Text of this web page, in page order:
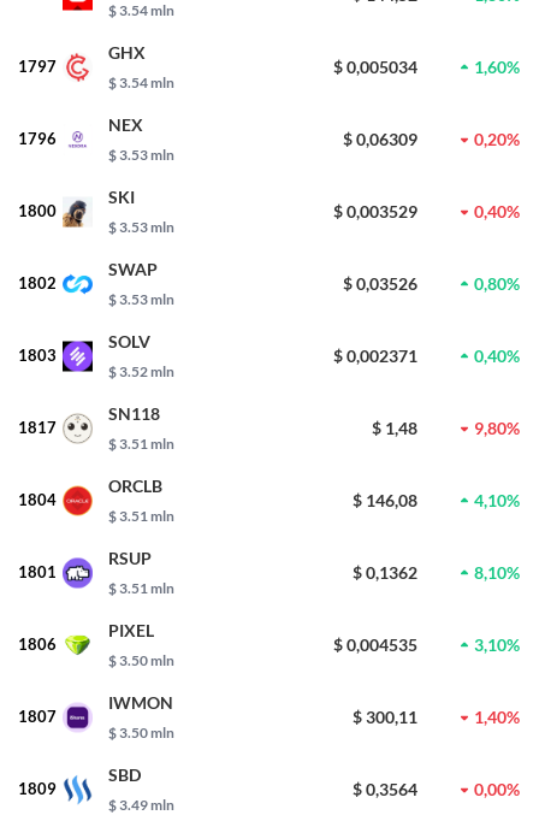
$ 3.54 mln
1797
GHX
$ 3.54 mln
$ 0,005034 1,60%
1796
NEX
$ 3.53 mln
$ 0,06309 0,20%
1800
SKI
$ 3.53 mln
$ 0,003529 0,40%
1802
SWAP
$ 3.53 mln
$ 0,03526 0,80%
1803
SOLV
$ 3.52 mln
$ 0,002371 0,40%
1817
SN118
$ 3.51 mln
$ 1,48 9,80%
1804
ORCLB
$ 3.51 mln
$ 146,08 4,10%
1801
RSUP
$ 3.51 mln
$ 0,1362 8,10%
1806
PIXEL
$ 3.50 mln
$ 0,004535 3,10%
1807
IWMON
$ 3.50 mln
$ 300,11 1,40%
1809
SBD
$ 3.49 mln
$ 0,3564 0,00%